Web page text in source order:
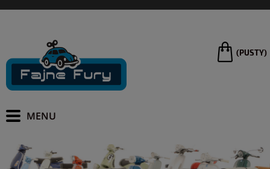
(PUSTY)